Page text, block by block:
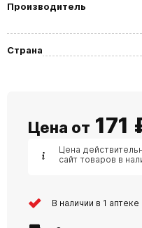
Производитель
Страна
Цена от 171
Цена
сайт товаров в
В наличии в 1 аптеке